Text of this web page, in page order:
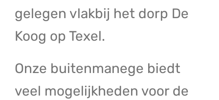
gelegen vlakbij het dorp De
Koog op Texel.
Onze buitenmanege biedt
veel mogelijkheden voor de